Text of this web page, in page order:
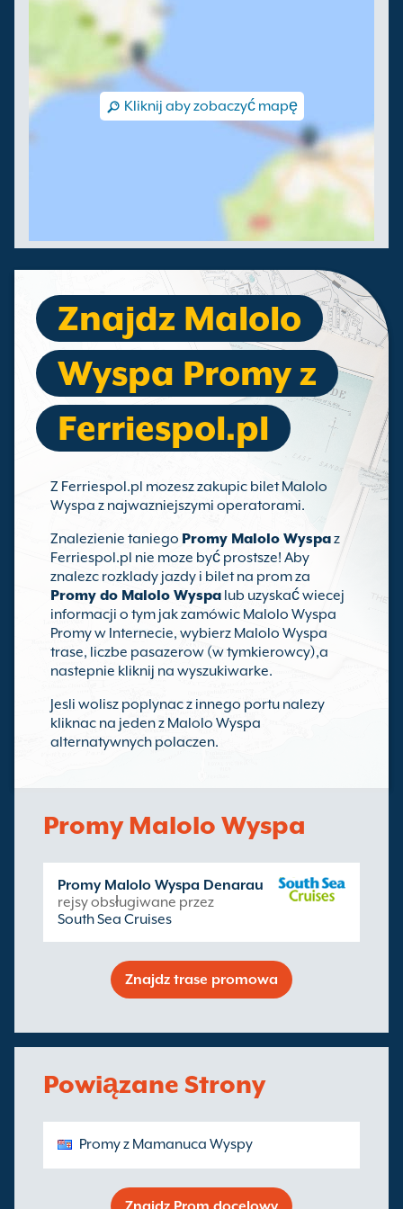
Kliknij aby zobaczyć mapę
Znajdz Malolo
Wyspa Promy z
Ferriespol.pl
Z Ferriespol.pl mozesz zakupic bilet Malolo
Wyspa z najwazniejszymi operatorami.
Znalezienie taniego Promy Malolo Wyspaz
Ferriespol.pl nie moze być prostsze! Aby
znalezc rozklady jazdy i bilet na prom za
Promy do Malolo Wyspa lub uzyskać wiecej
informacji o tym jak zamówic Malolo Wyspa
Promy w Internecie, wybierz Malolo Wyspa
trase, liczbe pasazerow (w tymkierowcy),a
nastepnie kliknij na wyszukiwarke.
Jesli wolisz poplynac z innego portu nalezy
kliknac na jeden z Malolo Wyspa
alternatywnych polaczen.
Promy Malolo Wyspa
Promy Malolo Wyspa Denarau
rejsy obsługiwane przez
South Sea Cruises
Znajdz trase promowa
Powiązane Strony
Promy z Mamanuca Wyspy